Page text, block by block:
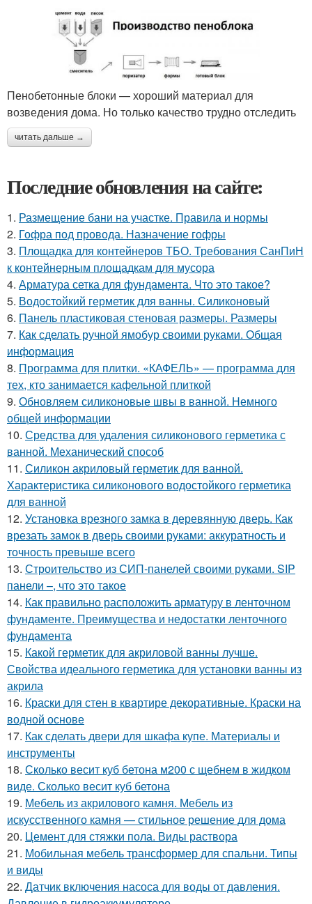
Пенобетонные блоки — хороший материал для
возведения дома. Но только качество трудно отследить
читать дальше →
Последние обновления на сайте:
1. Размещение бани на участке. Правила и нормы
2. Гофра под провода. Назначение гофры
3. Площадка для контейнеров ТБО. Требования СанПиН
к контейнерным площадкам для мусора
4. Арматура сетка для фундамента. Что это такое?
5. Водостойкий герметик для ванны. Силиконовый
6. Панель пластиковая стеновая размеры. Размеры
7. Как сделать ручной ямобур своими руками. Общая
информация
8. Программа для плитки. «КАФЕЛЬ» — программа для
тех, кто занимается кафельной плиткой
9. Обновляем силиконовые швы в ванной. Немного
общей информации
10. Средства для удаления силиконового герметика с
ванной. Механический способ
11. Силикон акриловый герметик для ванной.
Характеристика силиконового водостойкого герметика
для ванной
12. Установка врезного замка в деревянную дверь. Как
врезать замок в дверь своими руками: аккуратность и
точность превыше всего
13. Строительство из СИП-панелей своими руками. SIP
панели –, что это такое
14. Как правильно расположить арматуру в ленточном
фундаменте. Преимущества и недостатки ленточного
фундамента
15. Какой герметик для акриловой ванны лучше.
Свойства идеального герметика для установки ванны из
акрила
16. Краски для стен в квартире декоративные. Краски на
водной основе
17. Как сделать двери для шкафа купе. Материалы и
инструменты
18. Сколько весит куб бетона м200 с щебнем в жидком
виде. Сколько весит куб бетона
19. Мебель из акрилового камня. Мебель из
искусственного камня — стильное решение для дома
20. Цемент для стяжки пола. Виды раствора
21. Мобильная мебель трансформер для спальни. Типы
и виды
22. Датчик включения насоса для воды от давления.